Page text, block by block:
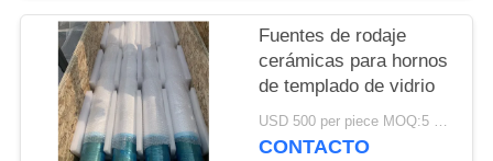
Fuentes de rodaje
cerámicas para hornos
de templado de vidrio
USD 500 per piece MOQ:5 piezas
CONTACTO